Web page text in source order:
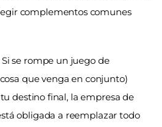
complementos comunes
Si se rompe un juego de
que venga en conjunto)
destino final, la empresa de
obligada a reemplazar todo